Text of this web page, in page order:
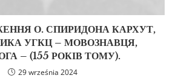
О. СПИРИДОНА КАРХУТ,
УГКЦ – МОВОЗНАВЦЯ,
– (155 РОКІВ ТОМУ).
29 września 2024